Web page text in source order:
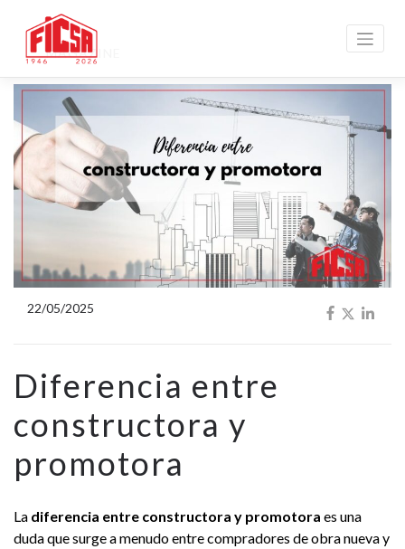
MAGAZINE
22/05/2025
Diferencia entre
constructora y
promotora
La diferencia entre constructora y promotora es una
duda que surge a menudo entre compradores de obra nueva y